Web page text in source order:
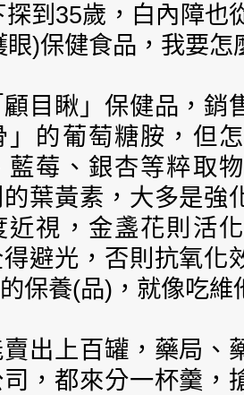
到35歲，白內障也
眼)保健食品，我要怎
目瞅」保健品，銷
」的葡萄糖胺，但
藍莓、銀杏等粹取
葉黃素，大多是強
近視，金盞花則活
避光，否則抗氧化
保養(品)，就像吃維
出上百罐，藥局、
，都來分一杯羹，